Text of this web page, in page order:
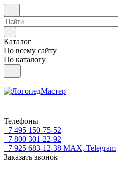
Каталог
По всему сайту
По каталогу
Телефоны
+7 495 150-75-52
+7 800 301-22-92
+7 925 683-12-38 MAX, Telegram
Заказать звонок